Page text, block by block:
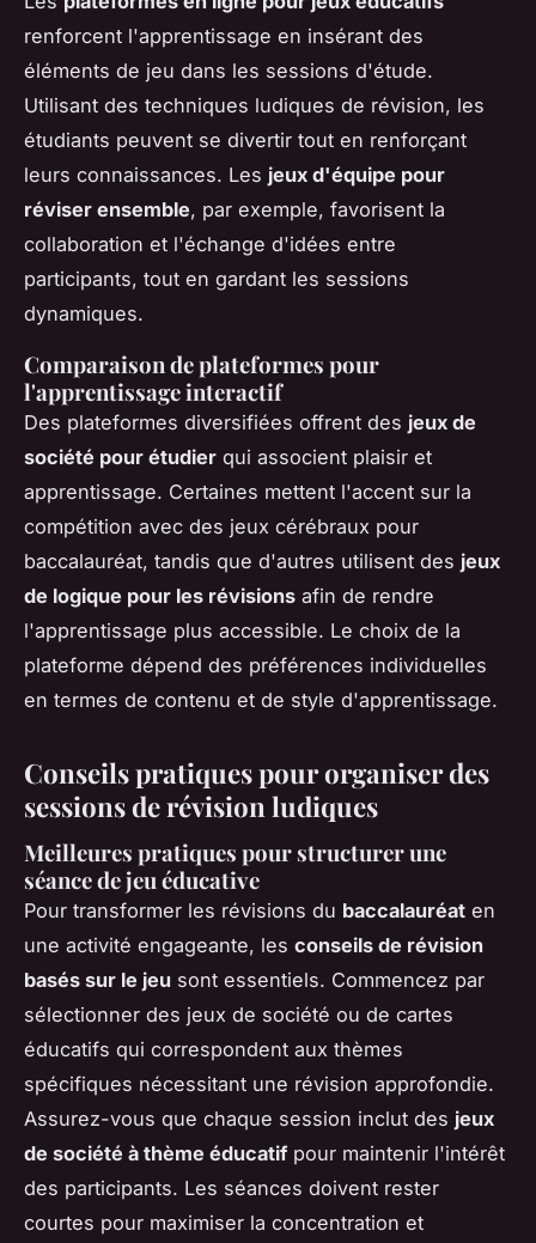
renforcent l'apprentissage en insérant des
éléments de jeu dans les sessions d'étude.
Utilisant des techniques ludiques de révision, les
étudiants peuvent se divertir tout en renforçant
leurs connaissances. Les jeux d'équipe pour
réviser ensemble, par exemple, favorisent la
collaboration et l'échange d'idées entre
participants, tout en gardant les sessions
dynamiques.
Comparaison de plateformes pour
l'apprentissage interactif
Des plateformes diversifiées offrent des jeux de
société pour étudier qui associent plaisir et
apprentissage. Certaines mettent l'accent sur la
compétition avec des jeux cérébraux pour
baccalauréat, tandis que d'autres utilisent des jeux
de logique pour les révisions afin de rendre
l'apprentissage plus accessible. Le choix de la
plateforme dépend des préférences individuelles
en termes de contenu et de style d'apprentissage.
Conseils pratiques pour organiser des
sessions de révision ludiques
Meilleures pratiques pour structurer une
séance de jeu éducative
Pour transformer les révisions du baccalauréat en
une activité engageante, les conseils de révision
basés sur le jeu sont essentiels. Commencez par
sélectionner des jeux de société ou de cartes
éducatifs qui correspondent aux thèmes
spécifiques nécessitant une révision approfondie.
Assurez-vous que chaque session inclut des jeux
de société à thème éducatifpour maintenir l'intérêt
des participants. Les séances doivent rester
courtes pour maximiser la concentration et